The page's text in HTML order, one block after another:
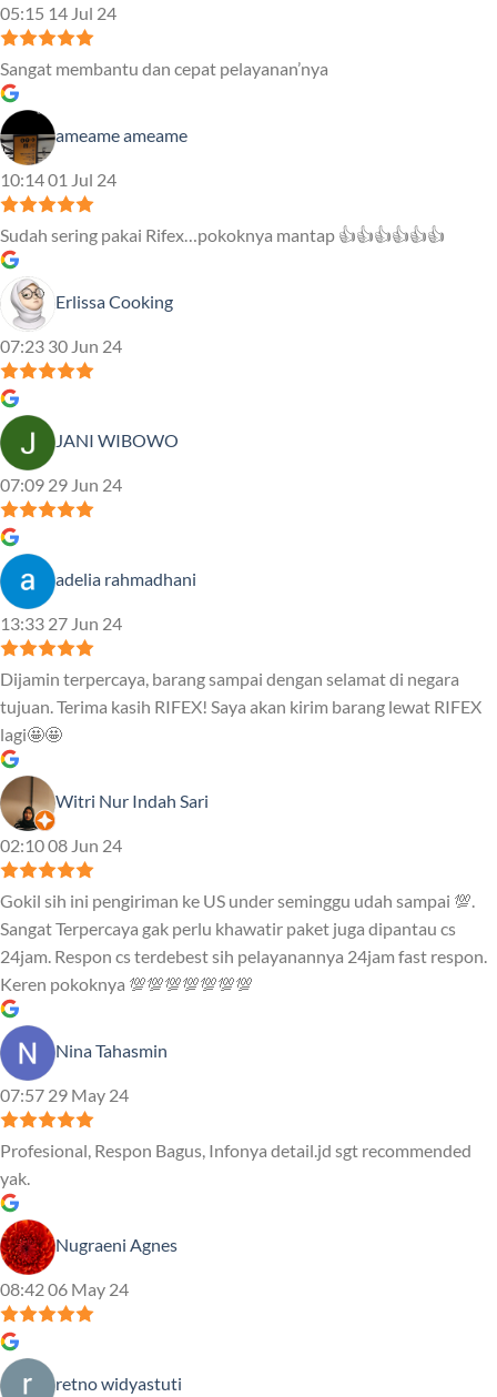
05:15 14 Jul 24
Sangat membantu dan cepat pelayanan’nya
ameame ameame
10:14 01 Jul 24
Sudah sering pakai Rifex…pokoknya mantap 👍👍👍👍👍👍
Erlissa Cooking
07:23 30 Jun 24
JANI WIBOWO
07:09 29 Jun 24
adelia rahmadhani
13:33 27 Jun 24
Dijamin terpercaya, barang sampai dengan selamat di negara
tujuan. Terima kasih RIFEX! Saya akan kirim barang lewat RIFEX
lagi🤩🤩
Witri Nur Indah Sari
02:10 08 Jun 24
Gokil sih ini pengiriman ke US under seminggu udah sampai 💯.
Sangat Terpercaya gak perlu khawatir paket juga dipantau cs
24jam. Respon cs terdebest sih pelayanannya 24jam fast respon.
Keren pokoknya 💯💯💯💯💯💯💯
Nina Tahasmin
07:57 29 May 24
Profesional, Respon Bagus, Infonya detail.jd sgt recommended
yak.
Nugraeni Agnes
08:42 06 May 24
retno widyastuti